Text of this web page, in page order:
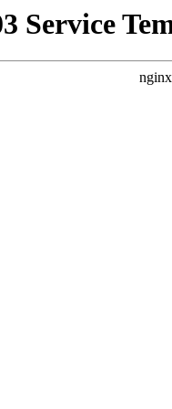
Service